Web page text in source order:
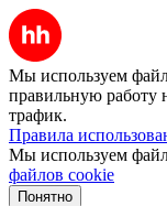
Мы используем
правильную работу
трафик.
Правила
Мы используем
файлов cookie
Понятно